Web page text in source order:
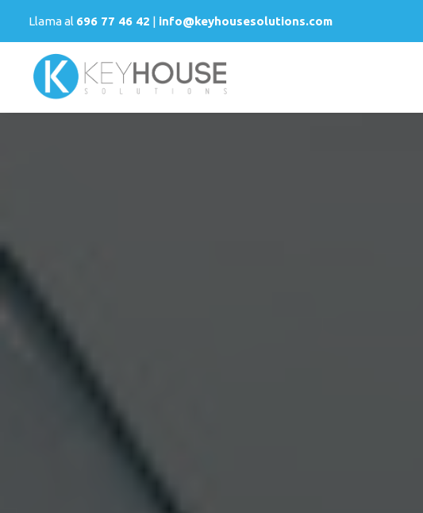
Llama al 696 77 46 42 | info@keyhousesolutions.com